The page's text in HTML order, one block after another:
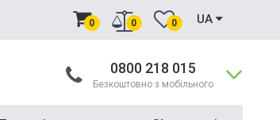
0 0 0 UA
0800 218 015
Безкоштовно з мобільного